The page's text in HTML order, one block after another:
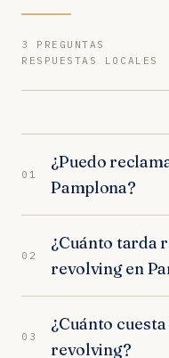
3 PREGUNTAS
RESPUESTAS LOCALES
01
¿Puedo
Pamplona?
especialistas en
caso
resultados. Los
criterio
02
¿Cuánto tarda
revolving en
completo dura
extrajudicial (1
03
¿Cuánto
revolving?